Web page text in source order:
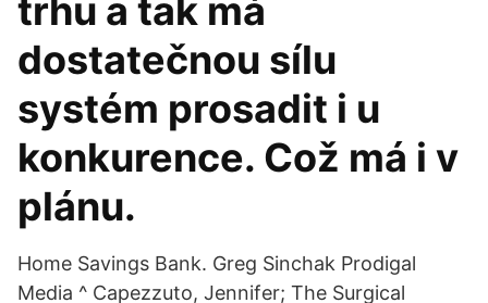
trhu a tak má
dostatečnou sílu
systém prosadit i u
konkurence. Což má i v
plánu.
Home Savings Bank. Greg Sinchak Prodigal
Media ^ Capezzuto, Jennifer; The Surgical